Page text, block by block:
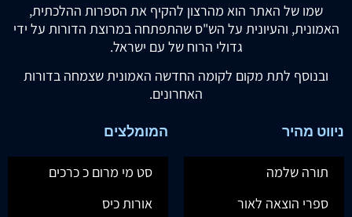
שמו של האתר הוא מהרצון להקיף את הספרות ההלכתית,
האמונית, והעיונית על הש"ס שהתפתחה במרוצת הדורות על ידי
גדולי הרוח של עם ישראל.
ובנוסף לתת מקום לקומה החדשה האמונית שצמחה בדורות
האחרונים.
ניווט מהיר
תורה שלמה
ספרי הוצאה לאור
המומלצים
סט מי מרום כ כרכים
אורות כיס